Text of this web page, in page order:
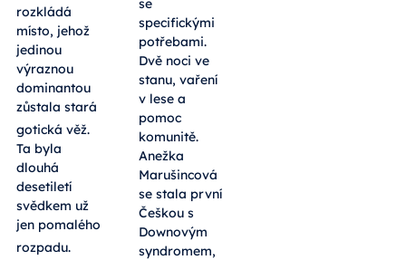
rozkládá
místo, jehož
jedinou
výraznou
dominantou
zůstala stará
gotická věž.
Ta byla
dlouhá
desetiletí
svědkem už
jen pomalého
rozpadu.
se
specifickými
potřebami.
Dvě noci ve
stanu, vaření
v lese a
pomoc
komunitě.
Anežka
Marušincová
se stala první
Češkou s
Downovým
syndromem,